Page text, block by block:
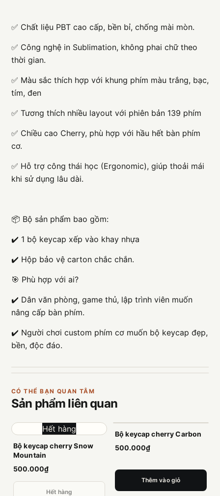
✅ Chất liệu PBT cao cấp, bền bỉ, chống mài mòn.
✅ Công nghệ in Sublimation, không phai chữ theo
thời gian.
✅ Màu sắc thích hợp với khung phím màu trắng, bạc,
tím, đen
✅ Tương thích nhiều layout với phiên bản 139 phím
✅ Chiều cao Cherry, phù hợp với hầu hết bàn phím
cơ.
✅ Hỗ trợ công thái học (Ergonomic), giúp thoải mái
khi sử dụng lâu dài.
📦 Bộ sản phẩm bao gồm:
✔️ 1 bộ keycap xếp vào khay nhựa
✔️ Hộp bảo vệ carton chắc chắn.
🎯 Phù hợp với ai?
✔️ Dân văn phòng, game thủ, lập trình viên muốn
nâng cấp bàn phím.
✔️ Người chơi custom phím cơ muốn bộ keycap đẹp,
bền, độc đáo.
CÓ THỂ BẠN QUAN TÂM
Sản phẩm liên quan
Hết hàng
Bộ keycap cherry Snow
Mountain
500.000₫
Hết hàng
Bộ keycap cherry Carbon
500.000₫
Thêm vào giỏ